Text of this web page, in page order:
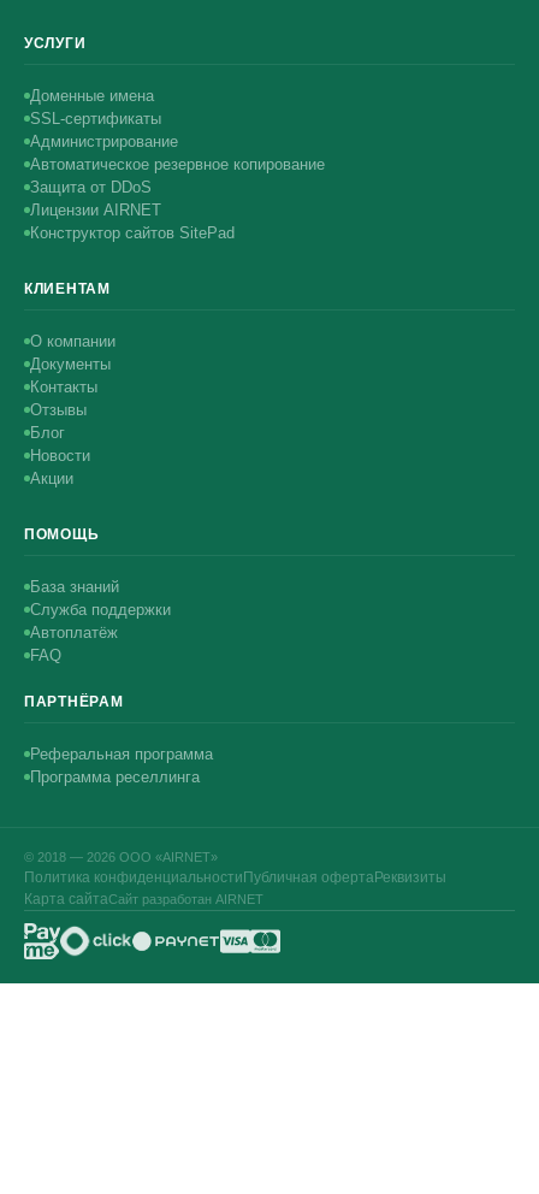
УСЛУГИ
Доменные имена
SSL-сертификаты
Администрирование
Автоматическое резервное копирование
Защита от DDoS
Лицензии AIRNET
Конструктор сайтов SitePad
КЛИЕНТАМ
О компании
Документы
Контакты
Отзывы
Блог
Новости
Акции
ПОМОЩЬ
База знаний
Служба поддержки
Автоплатёж
FAQ
ПАРТНЁРАМ
Реферальная программа
Программа реселлинга
© 2018 — 2026 ООО «AIRNET»
Политика конфиденциальности Публичная офертаРеквизиты
Карта сайтаСайт разработан AIRNET